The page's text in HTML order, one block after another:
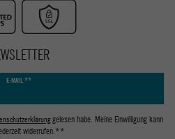
E-MAIL **
gelesen habe. Meine Einwilligung kann
widerrufen.**